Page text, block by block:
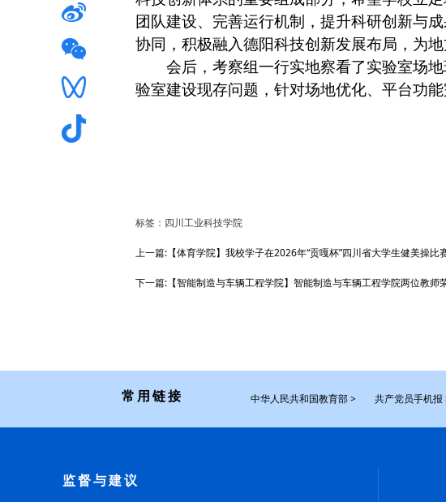
团队建设、完善运行机制，提升科研创新与
协同，积极融入德阳科技创新发展布局，为
会后，考察组一行实地察看了实验室场
验室建设现存问题，针对场地优化、平台功
标签：四川工业科技学院
上一篇:【体育学院】我校学子在2026年“贡嘎杯”四川省大学生健美操比
下一篇:【智能制造与车辆工程学院】智能制造与车辆工程学院两位教
常用链接 中华人民共和国教育部 > 共产党员手机报
监督与建议